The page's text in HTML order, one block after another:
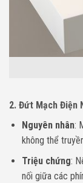
2. Đứt Mạch Điện
Nguyên nhân:
không thể
Triệu chứng:
nối giữa các